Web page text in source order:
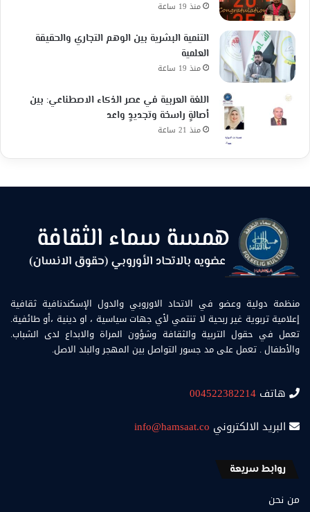
منذ 19 ساعة
التنمية البشرية بين الوهم التجاري والحقيقة
العلمية
منذ 19 ساعة
اللغة العربية في عصر الذكاء الاصطناعي: بين
أصالةٍ راسخة وتجديدٍ واعد
منذ 21 ساعة
منظمة دولية وعضو في الاتحاد الاوروبي والدول الإسكندنافية ثقافية
إعلامية تربوية غير ربحية لا تنتمي لأي جهات سياسية ، او دينية ،أو طائفية.
تعمل في حقول التربية والثقافة وشؤون المراة والابداع لدى الشباب.
والأطفال . تعمل على مد جسور التواصل بين المهجر والبلد الاصل.
هاتف 004522382214
البريد الالكتروني info@hamsaat.co
روابط سريعة
من نحن